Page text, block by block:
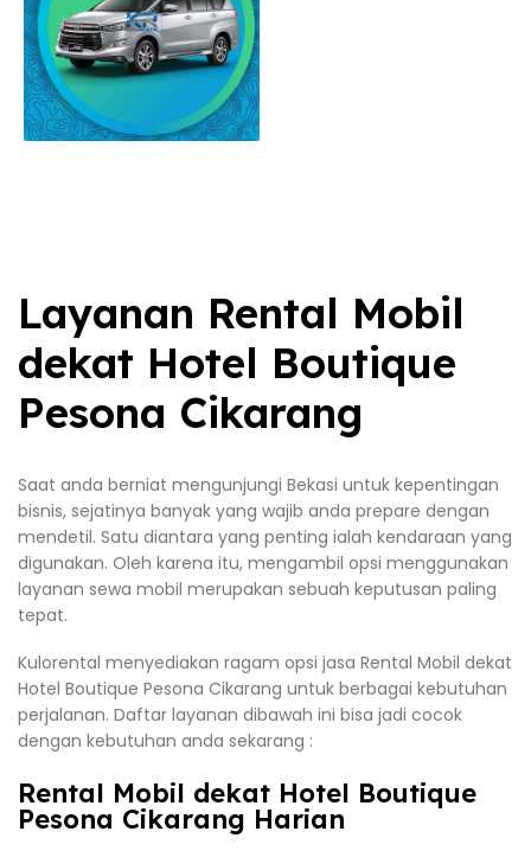
Layanan Rental Mobil
dekat Hotel Boutique
Pesona Cikarang
Saat anda berniat mengunjungi Bekasi untuk kepentingan
bisnis, sejatinya banyak yang wajib anda prepare dengan
mendetil. Satu diantara yang penting ialah kendaraan yang
digunakan. Oleh karena itu, mengambil opsi menggunakan
layanan sewa mobil merupakan sebuah keputusan paling
tepat.
Kulorental menyediakan ragam opsi jasa Rental Mobil dekat
Hotel Boutique Pesona Cikarang untuk berbagai kebutuhan
perjalanan. Daftar layanan dibawah ini bisa jadi cocok
dengan kebutuhan anda sekarang :
Rental Mobil dekat Hotel Boutique
Pesona Cikarang Harian